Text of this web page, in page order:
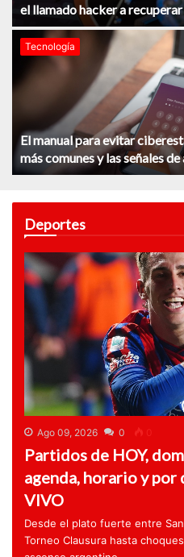
el llamado hacker a
Tecnología
El manual para evitar
más comunes y las señales
Deportes
Ago 09, 2026 0 0
Partidos de HOY,
agenda, horario y
VIVO
Desde el plato fuerte entre
Torneo Clausura hasta